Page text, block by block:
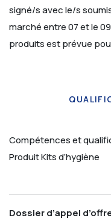
signé/s avec le/s
marché entre 07 et le
produits est prévue
Compétences et
Produit Kits d’hygiène
Dossier d’appel